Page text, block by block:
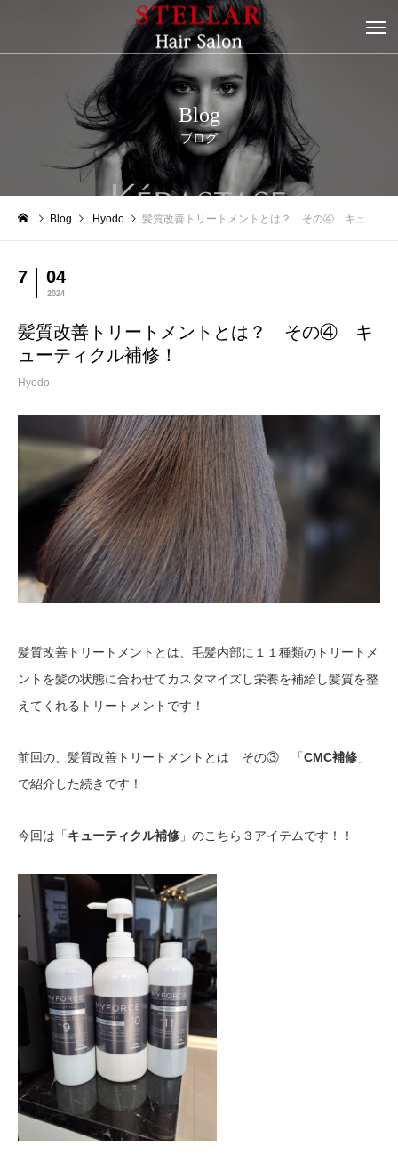
Blog
ブログ
Blog Hyodo 髪質改善トリートメントとは？ その④ キューティクル補修！
7 04
2024
髪質改善トリートメントとは？ その④ キ
ューティクル補修！
Hyodo
髪質改善トリートメントとは、毛髪内部に１１種類のトリートメ
ントを髪の状態に合わせてカスタマイズし栄養を補給し髪質を整
えてくれるトリートメントです！
前回の、髪質改善トリートメントとは その③ 「CMC補修 」
で紹介した続きです！
今回は「キューティクル補修 」のこちら３アイテムです！！